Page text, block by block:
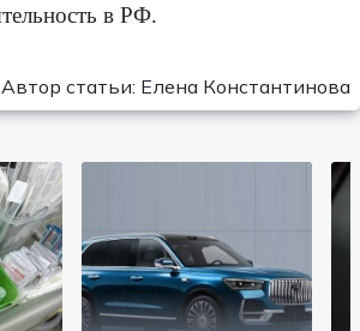
в РФ.
Автор статьи: Елена Константинова